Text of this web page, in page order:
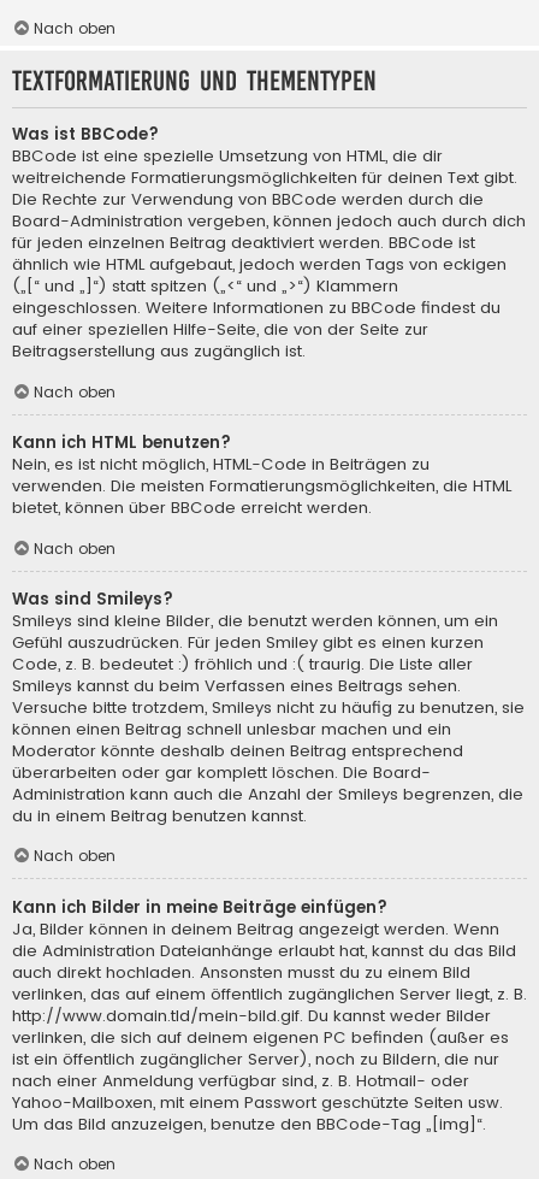
Nach oben
Textformatierung und Thementypen
Was ist BBCode?
BBCode ist eine spezielle Umsetzung von HTML, die dir
weitreichende Formatierungsmöglichkeiten für deinen Text gibt.
Die Rechte zur Verwendung von BBCode werden durch die
Board-Administration vergeben, können jedoch auch durch dich
für jeden einzelnen Beitrag deaktiviert werden. BBCode ist
ähnlich wie HTML aufgebaut, jedoch werden Tags von eckigen
(„[“ und „]“) statt spitzen („<“ und „>“) Klammern
eingeschlossen. Weitere Informationen zu BBCode findest du
auf einer speziellen Hilfe-Seite, die von der Seite zur
Beitragserstellung aus zugänglich ist.
Nach oben
Kann ich HTML benutzen?
Nein, es ist nicht möglich, HTML-Code in Beiträgen zu
verwenden. Die meisten Formatierungsmöglichkeiten, die HTML
bietet, können über BBCode erreicht werden.
Nach oben
Was sind Smileys?
Smileys sind kleine Bilder, die benutzt werden können, um ein
Gefühl auszudrücken. Für jeden Smiley gibt es einen kurzen
Code, z. B. bedeutet :) fröhlich und :( traurig. Die Liste aller
Smileys kannst du beim Verfassen eines Beitrags sehen.
Versuche bitte trotzdem, Smileys nicht zu häufig zu benutzen, sie
können einen Beitrag schnell unlesbar machen und ein
Moderator könnte deshalb deinen Beitrag entsprechend
überarbeiten oder gar komplett löschen. Die Board-
Administration kann auch die Anzahl der Smileys begrenzen, die
du in einem Beitrag benutzen kannst.
Nach oben
Kann ich Bilder in meine Beiträge einfügen?
Ja, Bilder können in deinem Beitrag angezeigt werden. Wenn
die Administration Dateianhänge erlaubt hat, kannst du das Bild
auch direkt hochladen. Ansonsten musst du zu einem Bild
verlinken, das auf einem öffentlich zugänglichen Server liegt, z. B.
http://www.domain.tld/mein-bild.gif. Du kannst weder Bilder
verlinken, die sich auf deinem eigenen PC befinden (außer es
ist ein öffentlich zugänglicher Server), noch zu Bildern, die nur
nach einer Anmeldung verfügbar sind, z. B. Hotmail- oder
Yahoo-Mailboxen, mit einem Passwort geschützte Seiten usw.
Um das Bild anzuzeigen, benutze den BBCode-Tag „[img]“.
Nach oben